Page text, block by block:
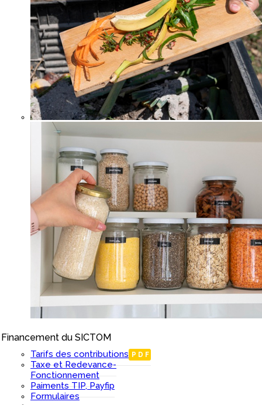
Financement du SICTOM
Tarifs des contributions PDF
Taxe et Redevance-
Fonctionnement
Paiments TIP, Payfip
Formulaires